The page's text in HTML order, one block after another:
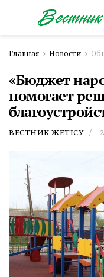
Главная Новости
«Бюджет
помогает
ВЕСТНИК ЖЕТІСУ